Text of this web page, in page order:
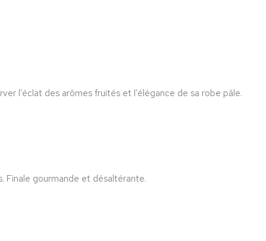
l’éclat des arômes fruités et l’élégance de sa robe pâle.
Finale gourmande et désaltérante.